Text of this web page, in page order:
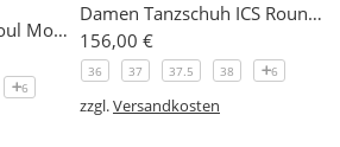
Damen Tanzschuh Paoul Modell 1040 5cm und 6 cm
6
Damen Tanzschuh ICS Round Toe 38mm
156,00 €
36 37 37.5 38 6
zzgl.Versandkosten